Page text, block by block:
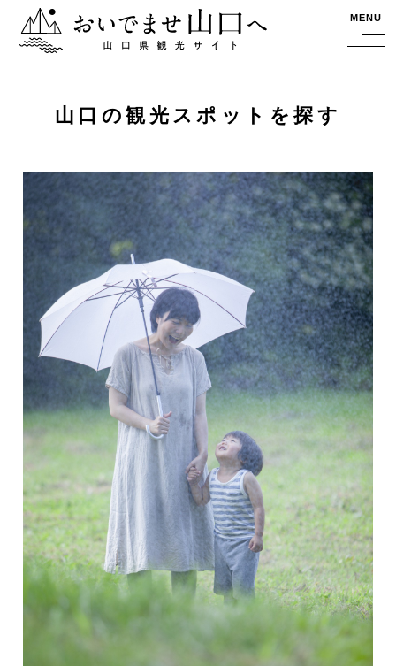
おいでませ山口へー山口県観光サイト MENU
山口の観光スポットを探す